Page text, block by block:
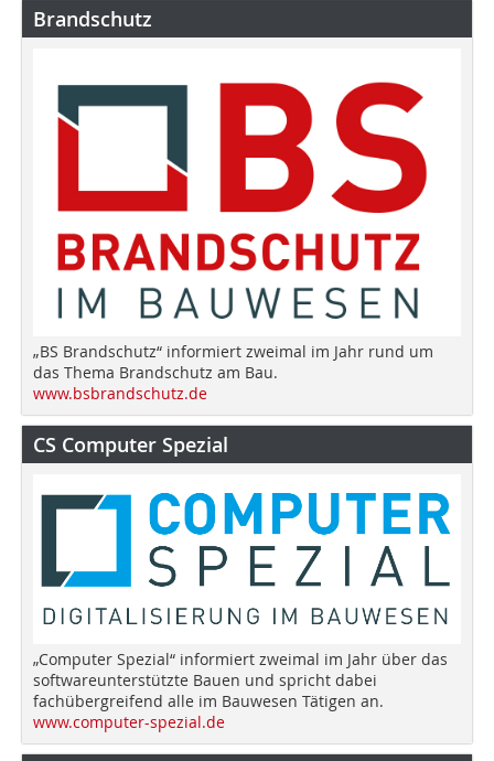
Brandschutz
„BS Brandschutz“ informiert zweimal im Jahr rund um
das Thema Brandschutz am Bau.
www.bsbrandschutz.de
CS Computer Spezial
„Computer Spezial“ informiert zweimal im Jahr über das
softwareunterstützte Bauen und spricht dabei
fachübergreifend alle im Bauwesen Tätigen an.
www.computer-spezial.de